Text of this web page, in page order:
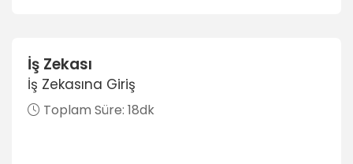
İş Zekası
İş Zekasına Giriş
Toplam Süre: 18dk